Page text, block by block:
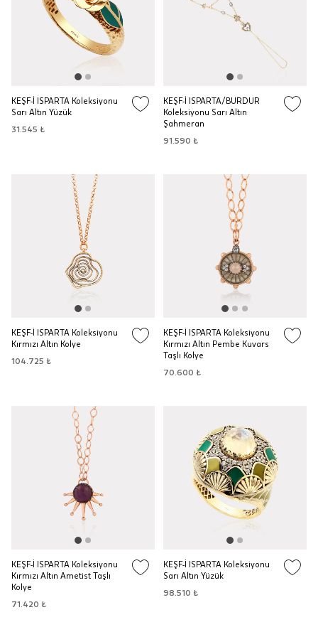
KEŞF-İ ISPARTA Koleksiyonu
Sarı Altın Yüzük
31.545 ₺
KEŞF-İ ISPARTA/BURDUR
Koleksiyonu Sarı Altın
Şahmeran
91.590 ₺
KEŞF-İ ISPARTA Koleksiyonu
Kırmızı Altın Kolye
104.725 ₺
KEŞF-İ ISPARTA Koleksiyonu
Kırmızı Altın Pembe Kuvars
Taşlı Kolye
70.600 ₺
KEŞF-İ ISPARTA Koleksiyonu
Kırmızı Altın Ametist Taşlı
Kolye
71.420 ₺
KEŞF-İ ISPARTA Koleksiyonu
Sarı Altın Yüzük
98.510 ₺